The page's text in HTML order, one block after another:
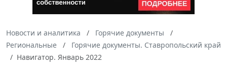
Новости и аналитика
Горячие документы
Региональные
Горячие документы. Ставропольский край
Навигатор. Январь 2022